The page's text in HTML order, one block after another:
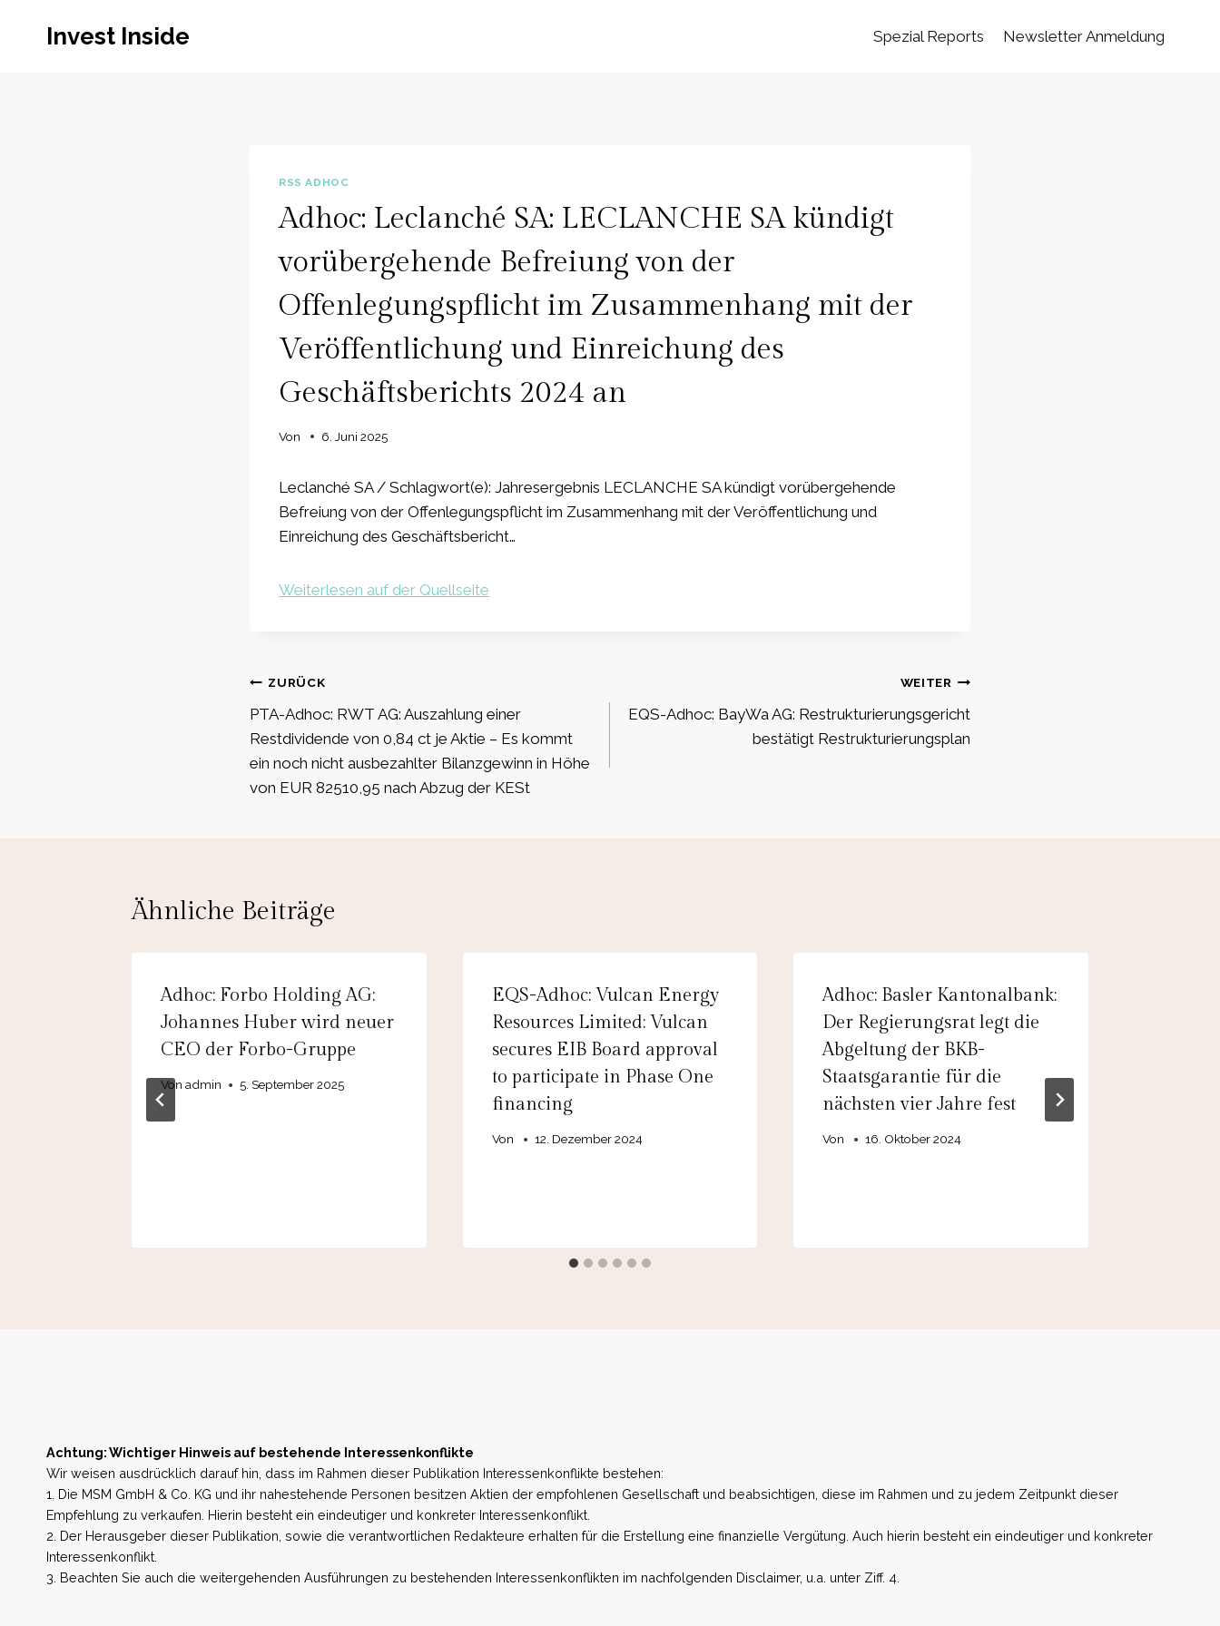
Invest Inside Spezial Reports Newsletter Anmeldung
RSS ADHOC
Adhoc: Leclanché SA: LECLANCHE SA kündigt
vorübergehende Befreiung von der
Offenlegungspflicht im Zusammenhang mit der
Veröffentlichung und Einreichung des
Geschäftsberichts 2024 an
Von 6. Juni 2025
Leclanché SA / Schlagwort(e): Jahresergebnis LECLANCHE SA kündigt vorübergehende
Befreiung von der Offenlegungspflicht im Zusammenhang mit der Veröffentlichung und
Einreichung des Geschäftsbericht…
Weiterlesen auf der Quellseite
Beitragsnavigation
ZURÜCK
PTA-Adhoc: RWT AG: Auszahlung einer
Restdividende von 0,84 ct je Aktie – Es kommt
ein noch nicht ausbezahlter Bilanzgewinn in Höhe
von EUR 82510,95 nach Abzug der KESt
WEITER
EQS-Adhoc: BayWa AG: Restrukturierungsgericht
bestätigt Restrukturierungsplan
Ähnliche Beiträge
Adhoc: Forbo Holding AG:
Johannes Huber wird neuer
CEO der Forbo-Gruppe
Von admin 5. September 2025
EQS-Adhoc: Vulcan Energy
Resources Limited: Vulcan
secures EIB Board approval
to participate in Phase One
financing
Von 12. Dezember 2024
Adhoc: Basler Kantonalbank:
Der Regierungsrat legt die
Abgeltung der BKB-
Staatsgarantie für die
nächsten vier Jahre fest
Von 16. Oktober 2024
Achtung: Wichtiger Hinweis auf bestehende Interessenkonflikte
Wir weisen ausdrücklich darauf hin, dass im Rahmen dieser Publikation Interessenkonflikte bestehen:
1. Die MSM GmbH & Co. KG und ihr nahestehende Personen besitzen Aktien der empfohlenen Gesellschaft und beabsichtigen, diese im Rahmen und zu jedem Zeitpunkt dieser
Empfehlung zu verkaufen. Hierin besteht ein eindeutiger und konkreter Interessenkonflikt.
2. Der Herausgeber dieser Publikation, sowie die verantwortlichen Redakteure erhalten für die Erstellung eine finanzielle Vergütung. Auch hierin besteht ein eindeutiger und konkreter
Interessenkonflikt.
3. Beachten Sie auch die weitergehenden Ausführungen zu bestehenden Interessenkonflikten im nachfolgenden Disclaimer, u.a. unter Ziff. 4.